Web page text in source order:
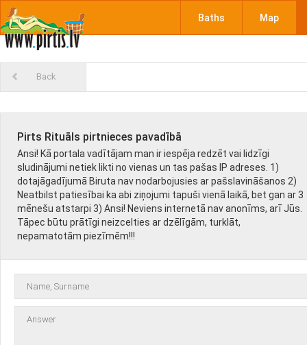
Baths Map
Back
Pirts Rituāls pirtnieces pavadībā
Ansi! Kā portala vadītājam man ir iespēja redzēt vai lidzīgi
sludinājumi netiek likti no vienas un tas pašas IP adreses. 1)
dotajāgadījumā Biruta nav nodarbojusies ar pašslavināšanos 2)
Neatbilst patiesībai ka abi ziņojumi tapuši vienā laikā, bet gan ar 3
mēnešu atstarpi 3) Ansi! Neviens internetā nav anonīms, arī Jūs.
Tāpec būtu prātīgi neizcelties ar dzēlīgām, turklāt,
nepamatotām piezīmēm!!!